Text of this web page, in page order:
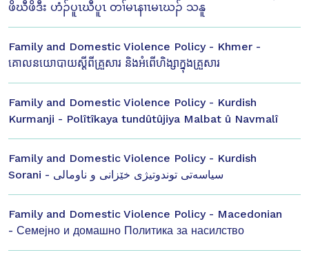
ဖိဃီဖိဒီး ဟံၣ်ပူၤဃီပူၤ တၢ်မၤနၢၤမၤဃၣ် သနူ
Family and Domestic Violence Policy - Khmer -
គោលនយោបាយស្ដីពីគ្រួសារ និងអំពើហិង្សាក្នុងគ្រួសារ
Family and Domestic Violence Policy - Kurdish
Kurmanji - Polîtîkaya tundûtûjiya Malbat û Navmalî
Family and Domestic Violence Policy - Kurdish
Sorani - سیاسەتی توندوتیژی خێزانی و ناومالی
Family and Domestic Violence Policy - Macedonian
- Семејно и домашно Политика за насилство